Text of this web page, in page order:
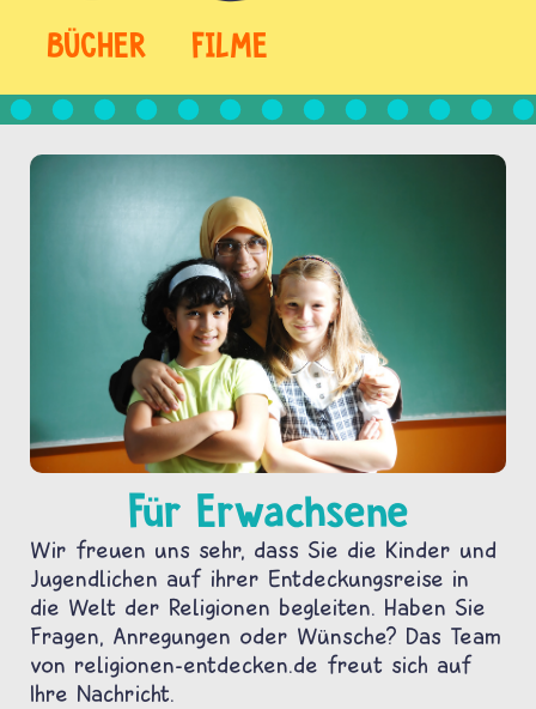
BÜCHER FILME
Für Erwachsene
Wir freuen uns sehr, dass Sie die Kinder und
Jugendlichen auf ihrer Entdeckungsreise in
die Welt der Religionen begleiten. Haben Sie
Fragen, Anregungen oder Wünsche? Das Team
von religionen-entdecken.de freut sich auf
Ihre Nachricht.